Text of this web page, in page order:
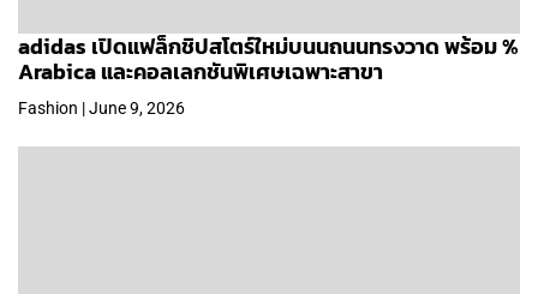
adidas เปิดแฟล็กชิปสโตร์ใหม่บนนถนนทรงวาด พร้อม %
Arabica และคอลเลกชันพิเศษเฉพาะสาขา
Fashion | June 9, 2026